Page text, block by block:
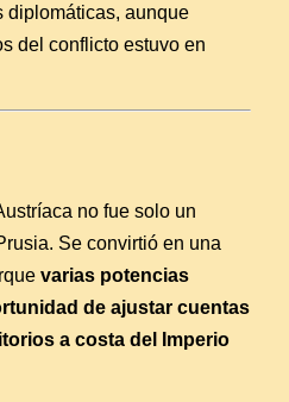
diplomáticas, aunque
del conflicto estuvo en
no fue solo un
Se convirtió en una
varias potencias
de ajustar cuentas
a costa del Imperio